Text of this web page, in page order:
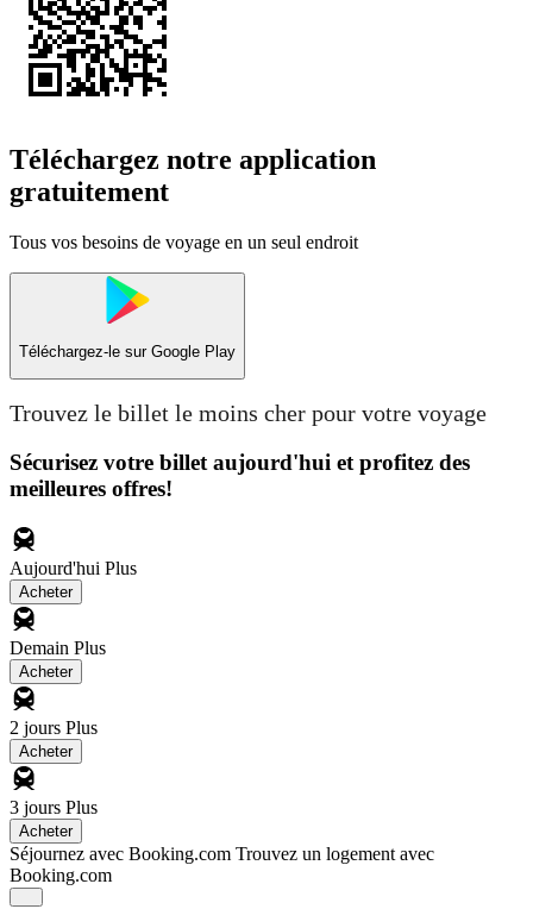
Téléchargez notre application
gratuitement
Tous vos besoins de voyage en un seul endroit
Téléchargez-le sur Google Play
Trouvez le billet le moins cher pour votre voyage
Sécurisez votre billet aujourd'hui et profitez des
meilleures offres!
Aujourd'hui Plus
Acheter
Demain Plus
Acheter
2 jours Plus
Acheter
3 jours Plus
Acheter
Séjournez avec Booking.com Trouvez un logement avec
Booking.com